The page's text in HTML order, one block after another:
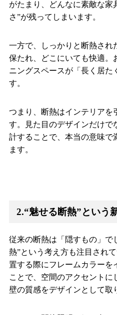
がたまり、どんなに素敵な家
さ”が残ってしまいます。
一方で、しっかりと断熱され
保たれ、どこにいても快適。
ニングスペースが「長く居た
す。
つまり、断熱はインテリアを
す。見た目のデザインだけで
計することで、本当の意味で
ます。
2.“魅せる断熱”という
従来の断熱は「隠すもの」で
熱”という考え方も注目され
置する際にフレームカラーを
ことで、空間のアクセントに
壁の質感をデザインとして取